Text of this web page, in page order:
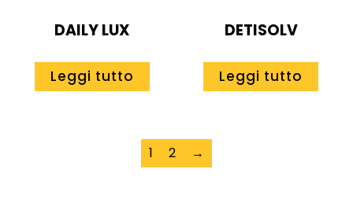
DAILY LUX
Leggi tutto
DETISOLV
Leggi tutto
1 2 →